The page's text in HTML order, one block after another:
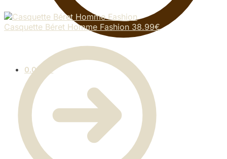
0.00 0
Casquette Béret Homme Fashion 38.99€